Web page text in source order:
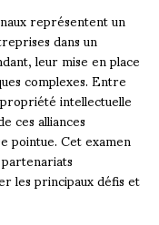
représentent un
dans un
leur mise en place
complexes. Entre
intellectuelle
ces alliances
pointue. Cet examen
les principaux défis et